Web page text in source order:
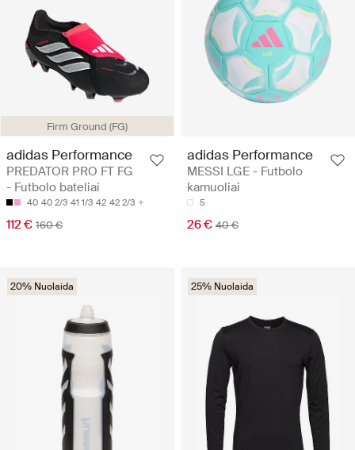
Firm Ground (FG)
adidas Performance
PREDATOR PRO FT FG
- Futbolo bateliai
40 40 2/3 41 1/3 42 42 2/3
112 € 160 €
adidas Performance
MESSI LGE - Futbolo
kamuoliai
5
26 € 40 €
20% Nuolaida 25% Nuolaida